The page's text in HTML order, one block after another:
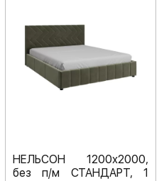
НЕЛЬСОН 1200х2000,
без п/м СТАНДАРТ, 1